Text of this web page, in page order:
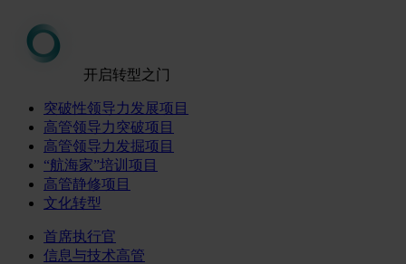
开启转型之门
突破性领导力发展项目
高管领导力突破项目
高管领导力发掘项目
“航海家”培训项目
高管静修项目
文化转型
首席执行官
信息与技术高管